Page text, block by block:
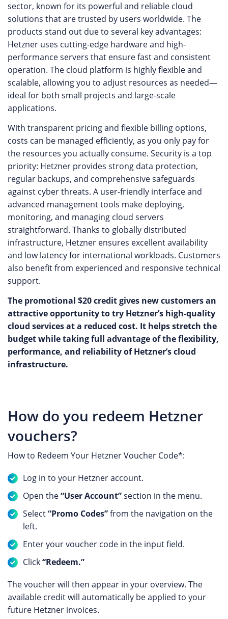
sector, known for its powerful and reliable cloud
solutions that are trusted by users worldwide. The
products stand out due to several key advantages:
Hetzner uses cutting-edge hardware and high-
performance servers that ensure fast and consistent
operation. The cloud platform is highly flexible and
scalable, allowing you to adjust resources as needed—
ideal for both small projects and large-scale
applications.
With transparent pricing and flexible billing options,
costs can be managed efficiently, as you only pay for
the resources you actually consume. Security is a top
priority: Hetzner provides strong data protection,
regular backups, and comprehensive safeguards
against cyber threats. A user-friendly interface and
advanced management tools make deploying,
monitoring, and managing cloud servers
straightforward. Thanks to globally distributed
infrastructure, Hetzner ensures excellent availability
and low latency for international workloads. Customers
also benefit from experienced and responsive technical
support.
The promotional $20 credit gives new customers an
attractive opportunity to try Hetzner’s high-quality
cloud services at a reduced cost. It helps stretch the
budget while taking full advantage of the flexibility,
performance, and reliability of Hetzner’s cloud
infrastructure.
How do you redeem Hetzner
vouchers?
How to Redeem Your Hetzner Voucher Code*:
Log in to your Hetzner account.
Open the“User Account”section in the menu.
Select“Promo Codes”from the navigation on the
left.
Enter your voucher code in the input field.
Click“Redeem.”
The voucher will then appear in your overview. The
available credit will automatically be applied to your
future Hetzner invoices.